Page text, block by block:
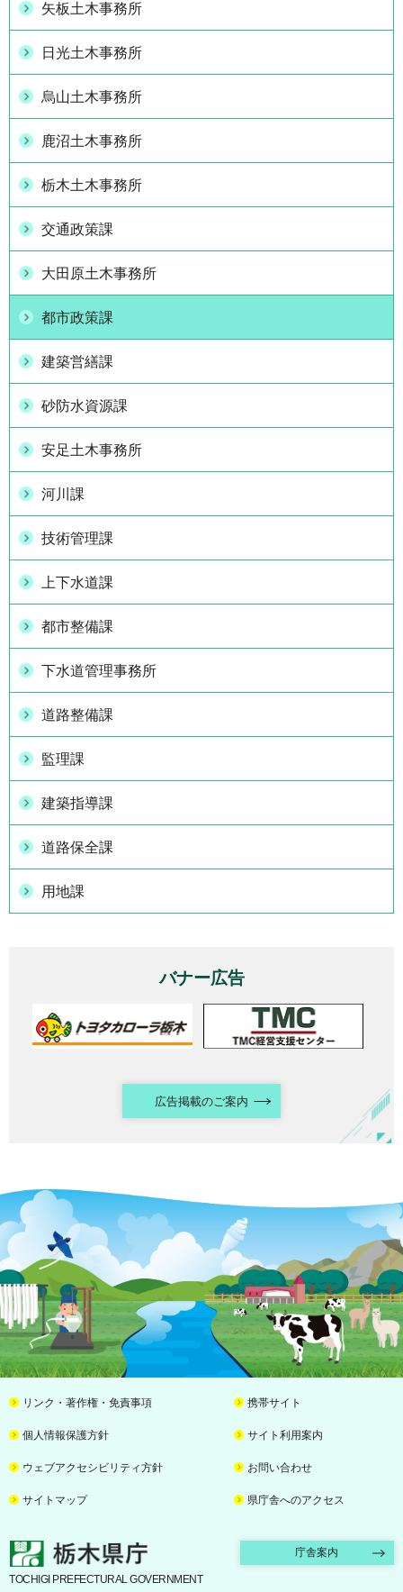
矢板土木事務所
日光土木事務所
烏山土木事務所
鹿沼土木事務所
栃木土木事務所
交通政策課
大田原土木事務所
都市政策課
建築営繕課
砂防水資源課
安足土木事務所
河川課
技術管理課
上下水道課
都市整備課
下水道管理事務所
道路整備課
監理課
建築指導課
道路保全課
用地課
バナー広告
広告掲載のご案内
リンク・著作権・免責事項 携帯サイト
個人情報保護方針 サイト利用案内
ウェブアクセシビリティ方針 お問い合わせ
サイトマップ 県庁舎へのアクセス
栃木県庁 庁舎案内
TOCHIGI PREFECTURAL GOVERNMENT